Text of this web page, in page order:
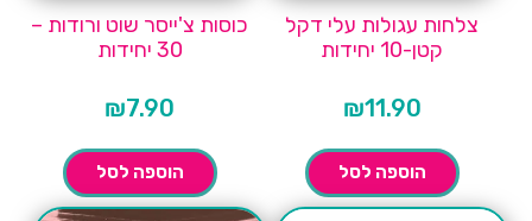
צלחות עגולות עלי דקל
קטן-10 יחידות
₪11.90
הוספה לסל
כוסות צ'ייסר שוט ורודות –
30 יחידות
₪7.90
הוספה לסל